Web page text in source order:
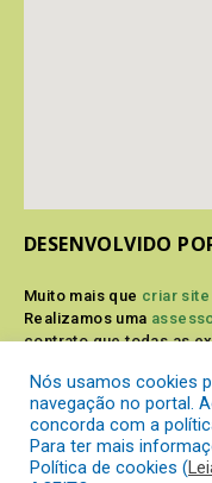
DESENVOLVIDO
Muito mais que criar site
Realizamos uma
contrato que todas as
Conheça oPNTPe o
Nós usamos cookies
navegação no portal.
concorda com a
Para ter mais
Política de cookies (